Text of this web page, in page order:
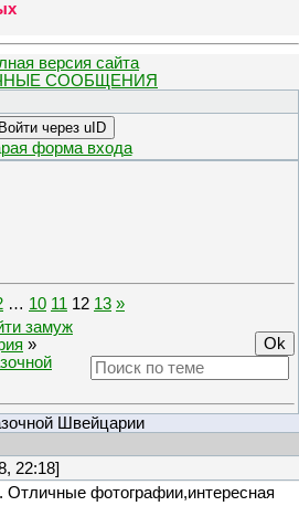
версия сайта
СООБЩЕНИЯ
Войти через uID
форма входа
… 10 11 12 13 »
замуж
»
Швейцарии
22:18]
фотографии,интересная